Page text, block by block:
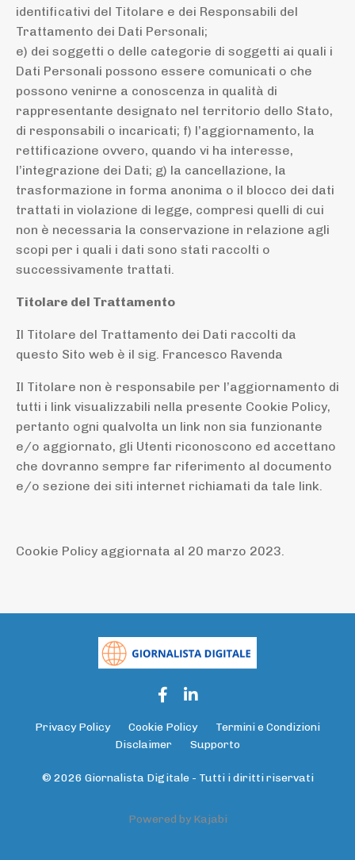
identificativi del Titolare e dei Responsabili del
Trattamento dei Dati Personali;
e) dei soggetti o delle categorie di soggetti ai quali i
Dati Personali possono essere comunicati o che
possono venirne a conoscenza in qualità di
rappresentante designato nel territorio dello Stato,
di responsabili o incaricati; f) l’aggiornamento, la
rettificazione ovvero, quando vi ha interesse,
l’integrazione dei Dati; g) la cancellazione, la
trasformazione in forma anonima o il blocco dei dati
trattati in violazione di legge, compresi quelli di cui
non è necessaria la conservazione in relazione agli
scopi per i quali i dati sono stati raccolti o
successivamente trattati.
Titolare del Trattamento
Il Titolare del Trattamento dei Dati raccolti da
questo Sito web è il sig. Francesco Ravenda
Il Titolare non è responsabile per l’aggiornamento di
tutti i link visualizzabili nella presente Cookie Policy,
pertanto ogni qualvolta un link non sia funzionante
e/o aggiornato, gli Utenti riconoscono ed accettano
che dovranno sempre far riferimento al documento
e/o sezione dei siti internet richiamati da tale link.
Cookie Policy aggiornata al 20 marzo 2023.
Privacy Policy Cookie Policy
Termini e Condizioni
Disclaimer
Supporto
© 2026 Giornalista Digitale - Tutti i diritti riservati
Powered by Kajabi